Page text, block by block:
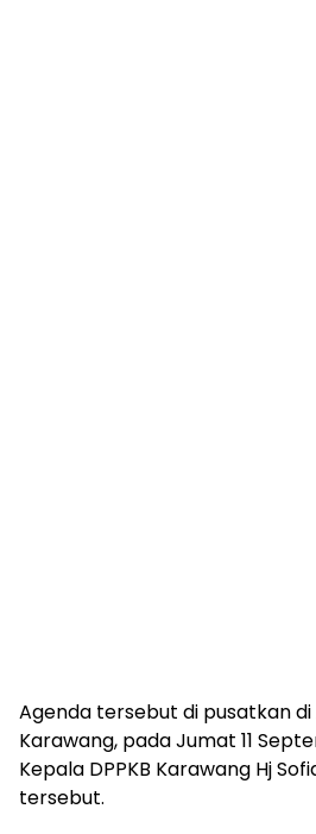
Agenda tersebut di pusatkan di
Karawang, pada Jumat 11
Kepala DPPKB Karawang Hj
tersebut.